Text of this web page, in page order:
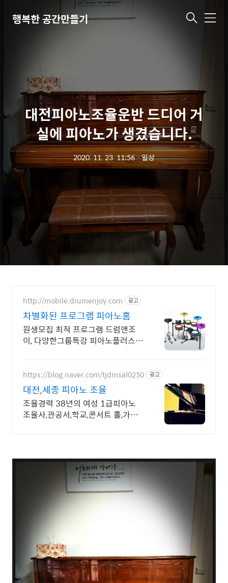
행복한 공간만들기 메
대전피아노조율운반 드디어 거
실에 피아노가 생겼습니다.
2020. 11. 23. 11:56ㆍ일상
http://mobile.drumenjoy.com 광고
차별화된 프로그램 피아노홈
원생모집 최적 프로그램 드럼앤조
이, 다양한그룹특강 피아노플러스,
https://blog.naver.com/tjdmsal0250 광고
대전,세종 피아노 조율
조율경력 38년의 여성 1급피아노
조율사,관공서,학교,콘서트 홀,가정